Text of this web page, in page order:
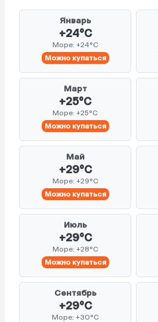
Январь
+24°C
Море: +24°C
Можно купаться
Март
+25°C
Море: +25°C
Можно купаться
Май
+29°C
Море: +29°C
Можно купаться
Июль
+29°C
Море: +28°C
Можно купаться
Сентябрь
+29°C
Море: +30°C